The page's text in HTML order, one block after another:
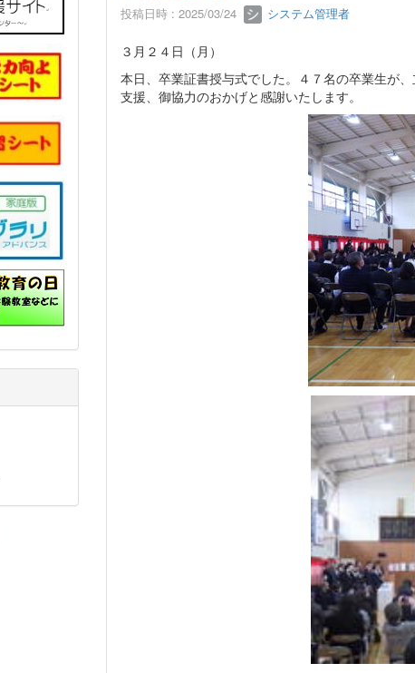
投稿日時 : 2025/03/24 システム管理者
３月２４日（月）
本日、卒業証書授与式でした。４７名の卒業生が
支援、御協力のおかげと感謝いたします。